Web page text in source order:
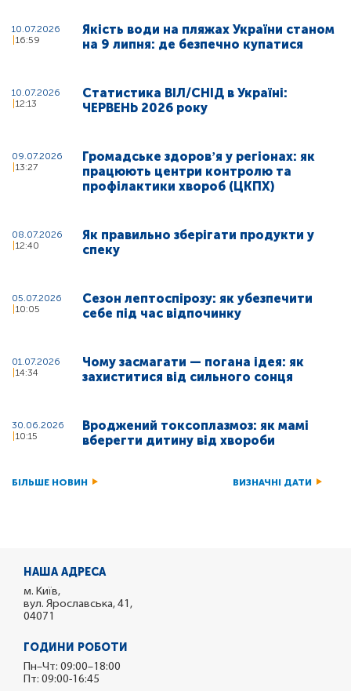
10.07.2026
16:59
Якість води на пляжах України станом
на 9 липня: де безпечно купатися
10.07.2026
12:13
Статистика ВІЛ/СНІД в Україні:
ЧЕРВЕНЬ 2026 року
09.07.2026
13:27
Громадське здоровʼя у регіонах: як
працюють центри контролю та
профілактики хвороб (ЦКПХ)
08.07.2026
12:40
Як правильно зберігати продукти у
спеку
05.07.2026
10:05
Сезон лептоспірозу: як убезпечити
себе під час відпочинку
01.07.2026
14:34
Чому засмагати — погана ідея: як
захиститися від сильного сонця
30.06.2026
10:15
Вроджений токсоплазмоз: як мамі
вберегти дитину від хвороби
БІЛЬШЕ НОВИН ВИЗНАЧНІ ДАТИ
НАША АДРЕСА
м. Київ,
вул. Ярославська, 41,
04071
ГОДИНИ РОБОТИ
Пн–Чт: 09:00–18:00
Пт: 09:00-16:45